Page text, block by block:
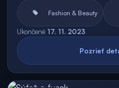
Fashion & Beauty
Ukončené 17. 11. 2023
Pozrieť